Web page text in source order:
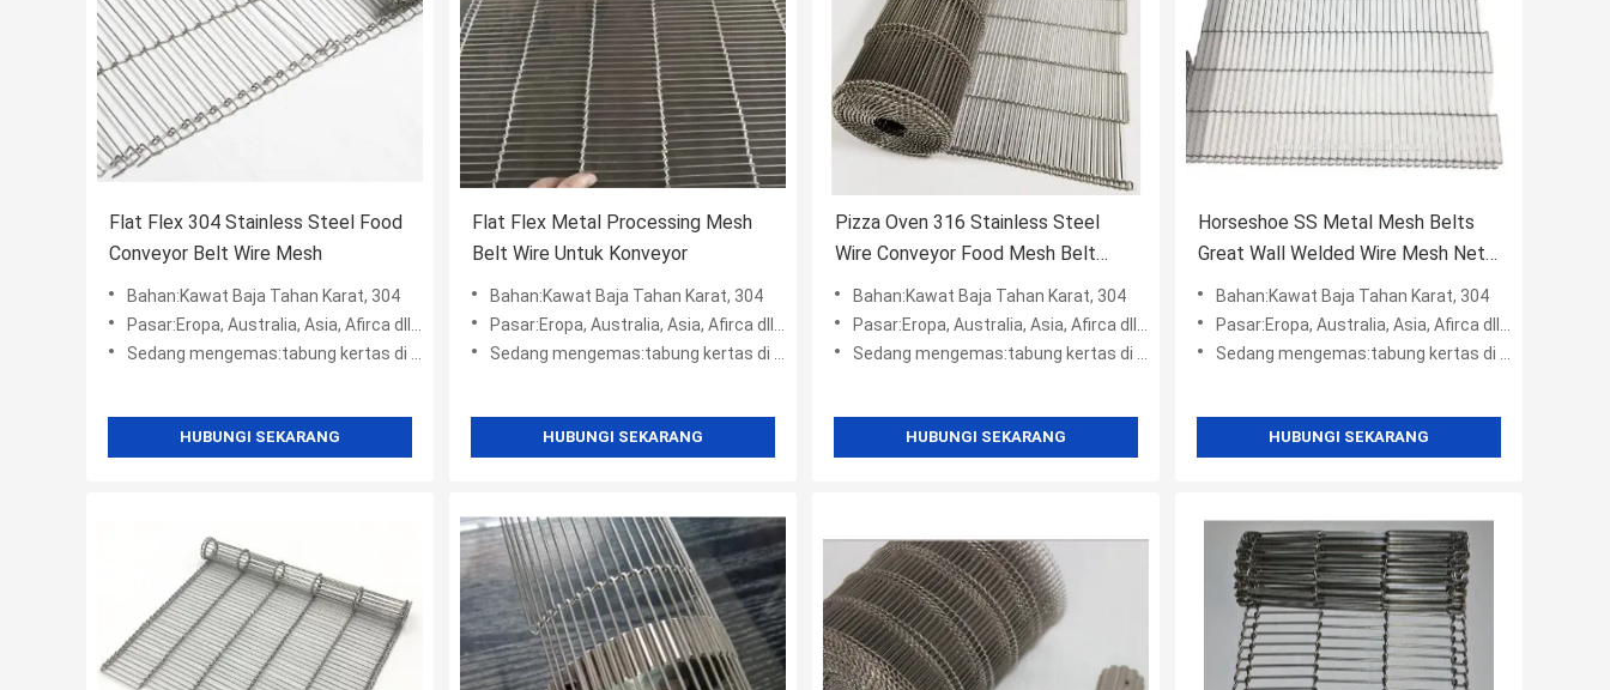
Flat Flex 304 Stainless Steel Food
Conveyor Belt Wire Mesh
Bahan:Kawat Baja Tahan Karat, 304
Pasar:Eropa, Australia, Asia, Afirca dll, Amerika
Sedang mengemas:tabung kertas di dalam + kotak wodden + kantong plastik +
HUBUNGI SEKARANG
Flat Flex Metal Processing Mesh
Belt Wire Untuk Konveyor
Bahan:Kawat Baja Tahan Karat, 304
Pasar:Eropa, Australia, Asia, Afirca dll, Amerika
Sedang mengemas:tabung kertas di dalam + kotak wodden + kantong plastik +
HUBUNGI SEKARANG
Pizza Oven 316 Stainless Steel
Wire Conveyor Food Mesh Belt
Untuk Memanggang
Bahan:Kawat Baja Tahan Karat, 304
Pasar:Eropa, Australia, Asia, Afirca dll, Amerika
Sedang mengemas:tabung kertas di dalam + kotak wodden + kantong plastik +
HUBUNGI SEKARANG
Horseshoe SS Metal Mesh Belts
Great Wall Welded Wire Mesh Net
Untuk Mesin
Bahan:Kawat Baja Tahan Karat, 304
Pasar:Eropa, Australia, Asia, Afirca dll, Amerika
Sedang mengemas:tabung kertas di dalam + kotak wodden + kantong plastik +
HUBUNGI SEKARANG